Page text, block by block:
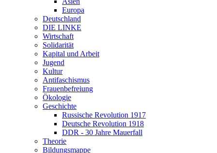
Europa
Deutschland
DIE LINKE
Wirtschaft
Solidarität
Kapital und Arbeit
Jugend
Kultur
Antifaschismus
Frauenbefreiung
Ökologie
Geschichte
Russische Revolution 1917
Deutsche Revolution 1918
DDR - 30 Jahre Mauerfall
Theorie
Bildungsmappe